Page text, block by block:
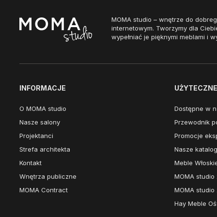
MOMA studio – wnętrze do
internetowym. Tworzymy dla
wypełniać je pięknymi meblami i
INFORMACJE
O MOMA studio
Nasze salony
Projektanci
Strefa architekta
Kontakt
Wnętrza publiczne
MOMA Contract
Dostępne w
Przewodnik
Promocje
Nasze
Meble
MOMA studio
MOMA studio
Hay Meble